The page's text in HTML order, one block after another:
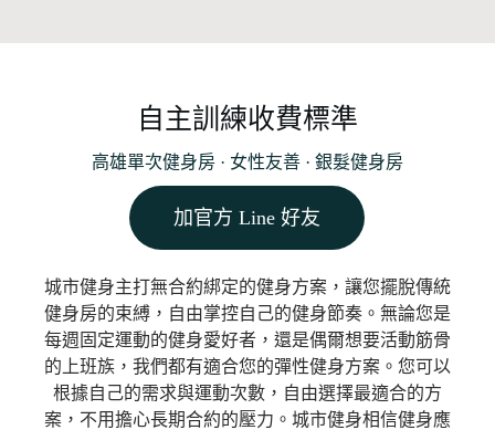
自主訓練收費標準
高雄單次健身房 · 女性友善 · 銀髮健身房
加官方 Line 好友
城市健身主打無合約綁定的健身方案，讓您擺脫傳統
健身房的束縛，自由掌控自己的健身節奏。無論您是
每週固定運動的健身愛好者，還是偶爾想要活動筋骨
的上班族，我們都有適合您的彈性健身方案。您可以
根據自己的需求與運動次數，自由選擇最適合的方
案，不用擔心長期合約的壓力。城市健身相信健身應